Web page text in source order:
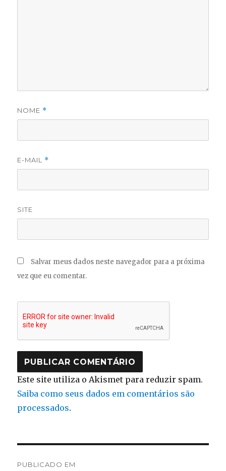
NOME *
E-MAIL *
SITE
Salvar meus dados neste navegador para a próxima
vez que eu comentar.
Este site utiliza o Akismet para reduzir spam.
Saiba como seus dados em comentários são
processados.
PUBLICADO EM